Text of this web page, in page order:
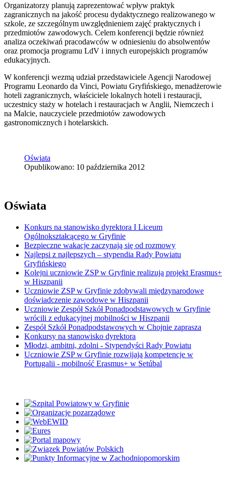
Organizatorzy planują zaprezentować wpływ praktyk
zagranicznych na jakość procesu dydaktycznego realizowanego w
szkole, ze szczególnym uwzględnieniem zajęć praktycznych i
przedmiotów zawodowych. Celem konferencji będzie również
analiza oczekiwań pracodawców w odniesieniu do absolwentów
oraz promocja programu LdV i innych europejskich programów
edukacyjnych.
W konferencji wezmą udział przedstawiciele Agencji Narodowej
Programu Leonardo da Vinci, Powiatu Gryfińskiego, menadżerowie
hoteli zagranicznych, właściciele lokalnych hoteli i restauracji,
uczestnicy staży w hotelach i restauracjach w Anglii, Niemczech i
na Malcie, nauczyciele przedmiotów zawodowych
gastronomicznych i hotelarskich.
Oświata
Opublikowano: 10 października 2012
Oświata
Konkurs na stanowisko dyrektora I Liceum
Ogólnokształcącego w Gryfinie
Bezpieczne wakacje zaczynają się od rozmowy
Najlepsi z najlepszych – stypendia Rady Powiatu
Gryfińskiego
Kolejni uczniowie ZSP w Gryfinie realizują projekt Erasmus+
w Hiszpanii
Uczniowie ZSP w Gryfinie zdobywali międzynarodowe
doświadczenie zawodowe w Hiszpanii
Uczniowie Zespół Szkół Ponadpodstawowych w Gryfinie
wrócili z edukacyjnej mobilności w Hiszpanii
Zespół Szkół Ponadpodstawowych w Chojnie zaprasza
Konkursy na stanowisko dyrektora
Młodzi, ambitni, zdolni - Stypendyści Rady Powiatu
Uczniowie ZSP w Gryfinie rozwijają kompetencje w
Portugalii - mobilność Erasmus+ w Setúbal